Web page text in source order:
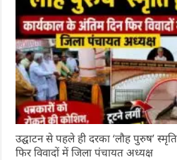
उद्घाटन से पहले ही दरका ‘लौह पुरुष’
फिर विवादों में जिला पंचायत अध्यक्ष